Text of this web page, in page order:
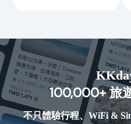
100,000+旅
不只體驗行程、WiFi &